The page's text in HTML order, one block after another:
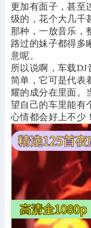
更加有面子，甚至
级的，花个大几千
那种，一放音乐，
路过的妹子都得多
意呢。
所以说啊，车载
简单，它可是代表
耀的成分在里面。
望自己的车里能有
心情都会好上不少！